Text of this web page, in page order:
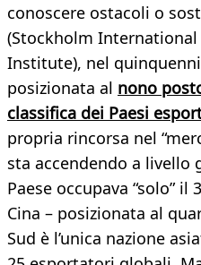
conoscere ostacoli o
(Stockholm International
Institute), nel
posizionata al nono
classifica dei Paesi
propria rincorsa nel
sta accendendo a livello
Paese occupava “solo”
Cina – posizionata al
Sud è l’unica nazione